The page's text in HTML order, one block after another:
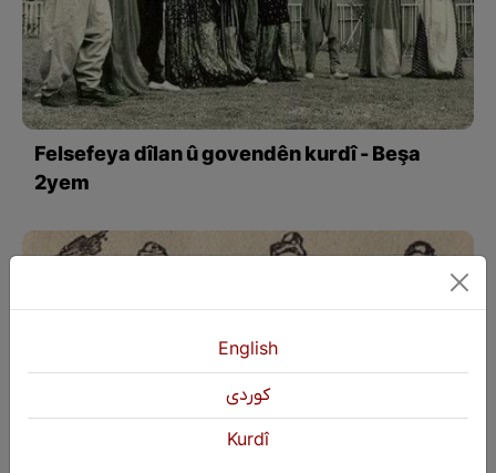
Felsefeya dîlan û govendên kurdî - Beşa
2yem
English
كوردی
Kurdî